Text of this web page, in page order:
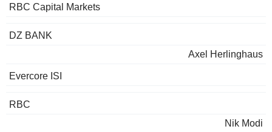
RBC Capital Markets
DZ BANK
Axel Herlinghaus
Evercore ISI
RBC
Nik Modi